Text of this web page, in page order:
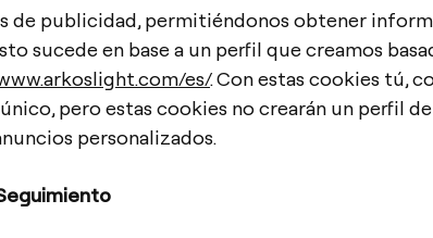
de publicidad, permitiéndonos obtener
sucede en base a un perfil que creamos
es/. Con estas cookies tú,
único, pero estas cookies no crearán un perfil
personalizados.